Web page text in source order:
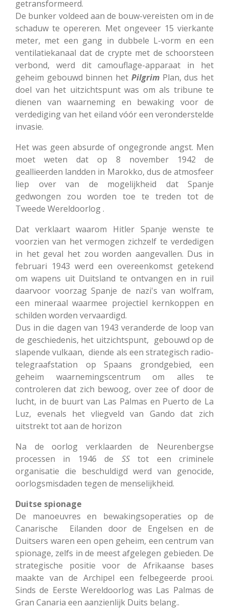
getransformeerd.
De bunker voldeed aan de bouw-vereisten om in de
schaduw te opereren. Met ongeveer 15 vierkante
meter, met een gang in dubbele L-vorm en een
ventilatiekanaal dat de crypte met de schoorsteen
verbond, werd dit camouflage-apparaat in het
geheim gebouwd binnen het PilgrimPlan, dus het
doel van het uitzichtspunt was om als tribune te
dienen van waarneming en bewaking voor de
verdediging van het eiland vóór een veronderstelde
invasie.
Het was geen absurde of ongegronde angst. Men
moet weten dat op 8 november 1942 de
geallieerden landden in Marokko, dus de atmosfeer
liep over van de mogelijkheid dat Spanje
gedwongen zou worden toe te treden tot de
Tweede Wereldoorlog .
Dat verklaart waarom Hitler Spanje wenste te
voorzien van het vermogen zichzelf te verdedigen
in het geval het zou worden aangevallen. Dus in
februari 1943 werd een overeenkomst getekend
om wapens uit Duitsland te ontvangen en in ruil
daarvoor voorzag Spanje de nazi's van wolfram,
een mineraal waarmee projectiel kernkoppen en
schilden worden vervaardigd.
Dus in die dagen van 1943 veranderde de loop van
de geschiedenis, het uitzichtspunt, gebouwd op de
slapende vulkaan, diende als een strategisch radio-
telegraafstation op Spaans grondgebied, een
geheim waarnemingscentrum om alles te
controleren dat zich bewoog, over zee of door de
lucht, in de buurt van Las Palmas en Puerto de La
Luz, evenals het vliegveld van Gando dat zich
uitstrekt tot aan de horizon
Na de oorlog verklaarden de Neurenbergse
processen in 1946 de SStot een criminele
organisatie die beschuldigd werd van genocide,
oorlogsmisdaden tegen de menselijkheid.
Duitse spionage
De manoeuvres en bewakingsoperaties op de
Canarische Eilanden door de Engelsen en de
Duitsers waren een open geheim, een centrum van
spionage, zelfs in de meest afgelegen gebieden. De
strategische positie voor de Afrikaanse bases
maakte van de Archipel een felbegeerde prooi.
Sinds de Eerste Wereldoorlog was Las Palmas de
Gran Canaria een aanzienlijk Duits belang..